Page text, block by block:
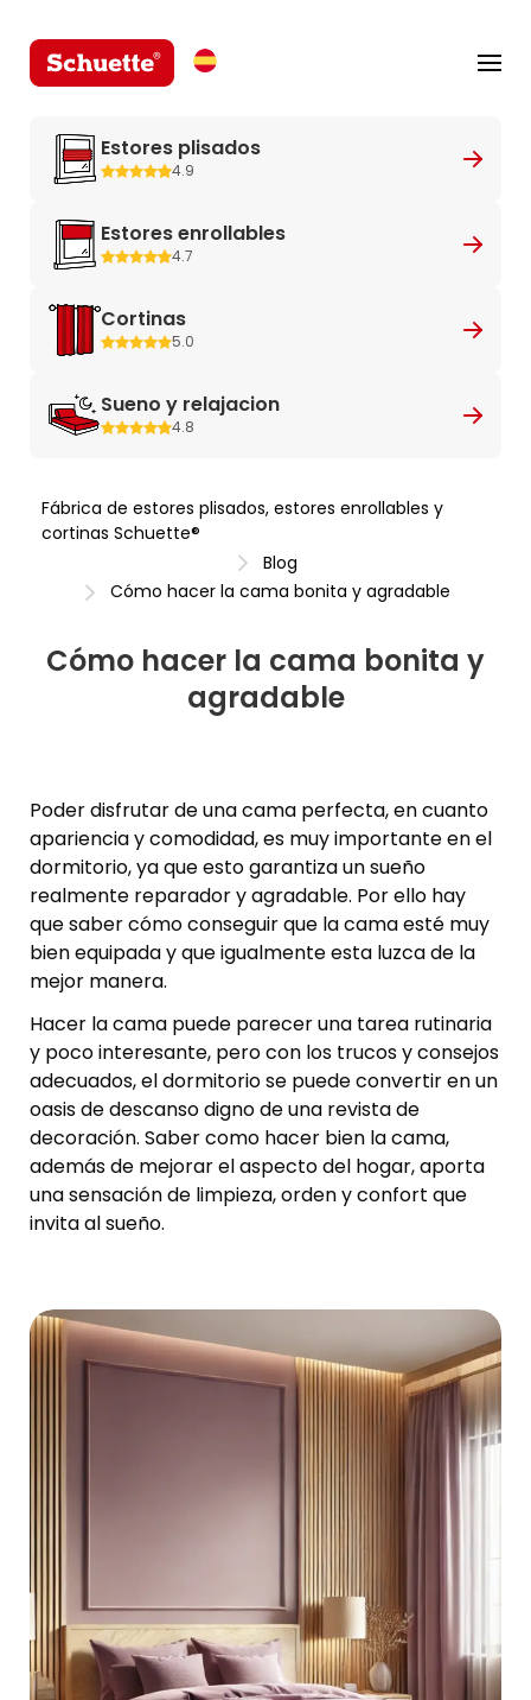
Estores plisados
4.9
Estores enrollables
4.7
Cortinas
5.0
Sueno y relajacion
4.8
Fábrica de estores plisados, estores enrollables y
cortinas Schuette®
Blog
Cómo hacer la cama bonita y agradable
Cómo hacer la cama bonita y
agradable
Poder disfrutar de una cama perfecta, en cuanto
apariencia y comodidad, es muy importante en el
dormitorio, ya que esto garantiza un sueño
realmente reparador y agradable. Por ello hay
que saber cómo conseguir que la cama esté muy
bien equipada y que igualmente esta luzca de la
mejor manera.
Hacer la cama puede parecer una tarea rutinaria
y poco interesante, pero con los trucos y consejos
adecuados, el dormitorio se puede convertir en un
oasis de descanso digno de una revista de
decoración. Saber como hacer bien la cama,
además de mejorar el aspecto del hogar, aporta
una sensación de limpieza, orden y confort que
invita al sueño.